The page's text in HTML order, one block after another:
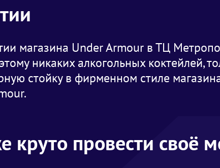
магазина Under Armour в ТЦ
никаких алкогольных коктейлей,
стойку в фирменном стиле
круто провести своё